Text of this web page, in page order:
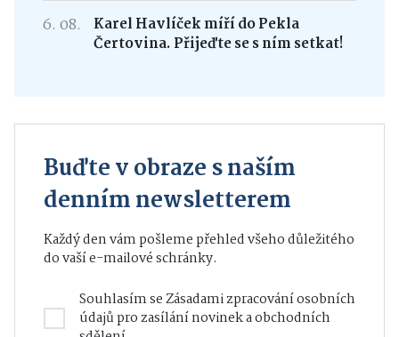
6. 08.
Karel Havlíček míří do Pekla
Čertovina. Přijeďte se s ním setkat!
Buďte v obraze s naším
denním newsletterem
Každý den vám pošleme přehled všeho důležitého
do vaší e-mailové schránky.
Souhlasím seZásadami zpracování osobních
údajůpro zasílání novinek a obchodních